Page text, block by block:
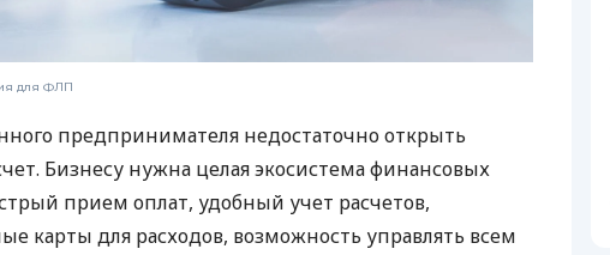
для ФЛП
предпринимателя недостаточно открыть
Бизнесу нужна целая экосистема финансовых
прием оплат, удобный учет расчетов,
карты для расходов, возможность управлять всем